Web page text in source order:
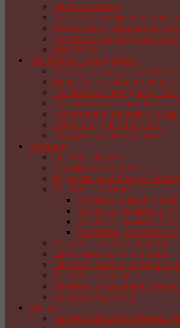
Цветы из ткани
Цветы и поделки из капрона
Аксессуары, украшения
Handmade из фетра и
ДЕКУПАЖ
Handmade к праздникам
8 марта. Подарки
День Святого Валентина —
Handmade к празднику
Праздничная сервировка
Новогодние игрушки и
Открытки ручной работы
Подарки своими руками
Вязание
Вязание игрушек
Куколки Амигуруми
Журналы со схемами.
Вязание крючком
Вязание пледов,
Вязаная крючком
Вязание крючком.
Салфетки, скатерти и
Вязание сумок и корзинок
Цветы крючком и спицами
Вязание. Шапки, шляпы и
Вязание спицами
Вязание. Украшения и
Вязание для детей
Шитье
Шитье сумок, косметичек,